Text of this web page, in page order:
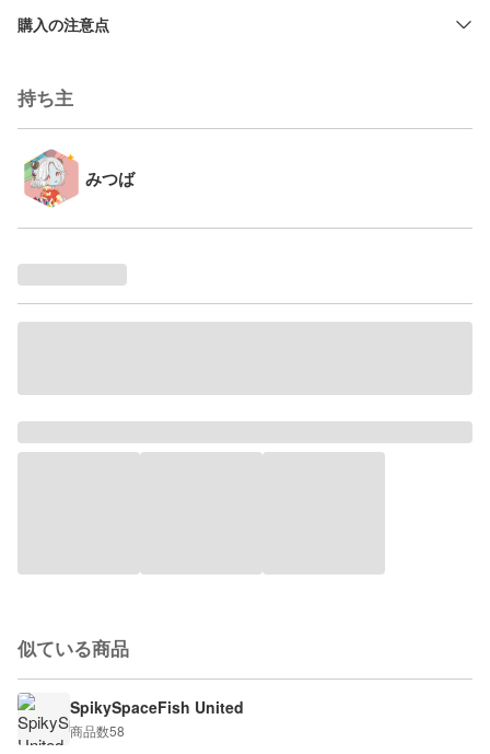
購入の注意点
持ち主
みつば
似ている商品
SpikySpaceFish United
商品数58